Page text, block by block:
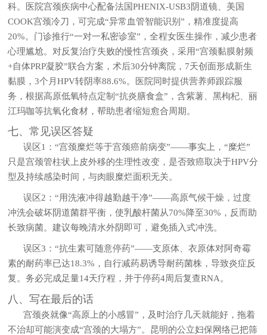
科。医院宫颈疾病中心配备法国PHENIX-USB3阴道镜、美国
COOK宫颈冷刀，可完成“异常血管智能识别”，精准度提高
20%。门诊推行“一对一私密诊室”，全程女医生操作，减少患者
心理尴尬。对反复治疗失败的慢性宫颈炎，采用“宫颈黏膜射频
+自体PRP凝胶”联合方案，术后30分钟离院，7天创面形成新生
黏膜，3个月HPV转阴率88.6%。医院同时提供营养师跟踪服
务，根据高原低氧特点定制“抗炎膳食盒”，含紫薯、黑枸杞、丽
江玛咖等抗氧化食材，帮助患者缩短愈合周期。
七、常见误区答疑
误区1：“宫颈糜烂等于宫颈癌前病变”——事实上，“糜烂”
只是宫颈管柱状上皮外移的生理性改变，是否致癌取决于HPV分
型及持续感染时间，与肉眼糜烂面积无关。
误区2：“用洗液冲得越勤越干净”——高原气候干燥，过度
冲洗会破坏阴道菌群平衡，使乳酸杆菌从70%降至30%，反而助
长致病菌。建议每晚清水外阴即可，避免插入式冲洗。
误区3：“抗生素可随意停药”——支原体、衣原体对阿奇霉
素的耐药率已达18.3%，自行减药易诱导耐药菌株，导致炎症反
复。务必完成足量14天疗程，并于停药4周后复查RNA。
八、写在最后的话
宫颈炎就像“高原上的小感冒”，及时治疗几天就能好，拖着
不治却可能演变成“宫颈的大塌方”。昆明的公立妇保网络已把筛